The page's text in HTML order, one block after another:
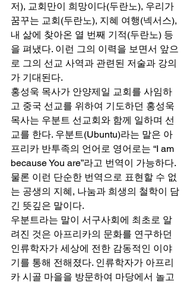
저), 교회만이 희망이다(두란노), 우리가
꿈꾸는 교회(두란노), 지혜 여행(넥서스),
내 삶에 찾아온 열 번째 기적(두란노) 등
을 펴냈다. 이런 그의 이력을 보면서 앞으
로 그의 선교 사역과 관련된 저술과 강의
가 기대된다.
홍성욱 목사가 안양제일 교회를 사임하
고 중국 선교를 위하여 기도하던 홍성욱
목사는 우분트 선교회와 함께 일하며 선
교를 한다. 우분트(Ubuntu)라는 말은 아
프리카 반투족의 언어로 영어로는 “I am
because You are”라고 번역이 가능하다.
물론 이런 단순한 번역으로 표현할 수 없
는 공생의 지혜, 나눔과 희생의 철학이 담
긴 뜻깊은 말이다.
우분트라는 말이 서구사회에 최초로 알
려진 것은 아프리카의 문화를 연구하던
인류학자가 세상에 전한 감동적인 이야
기를 통해 전해졌다. 인류학자가 아프리
카 시골 마을을 방문하여 마당에서 놀고